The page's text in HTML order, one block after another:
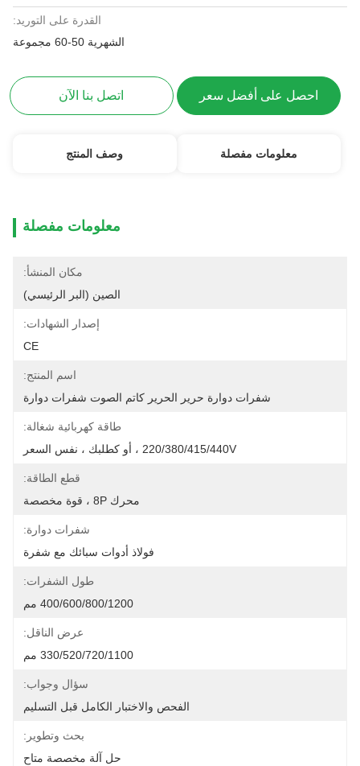
القدرة على التوريد:
الشهرية 50-60 مجموعة
احصل على أفضل سعر اتصل بنا الآن
معلومات مفصلة وصف المنتج
معلومات مفصلة
مكان المنشأ:
الصين (البر الرئيسي)
إصدار الشهادات:
CE
اسم المنتج:
شفرات دوارة حرير الحرير كاتم الصوت شفرات دوارة
طاقة كهربائية شغالة:
220/380/415/440V ، أو كطلبك ، نفس السعر
قطع الطاقة:
محرك 8P ، قوة مخصصة
شفرات دوارة:
فولاذ أدوات سبائك مع شفرة
طول الشفرات:
400/600/800/1200 مم
عرض الناقل:
330/520/720/1100 مم
سؤال وجواب:
الفحص والاختبار الكامل قبل التسليم
بحث وتطوير:
حل آلة مخصصة متاح